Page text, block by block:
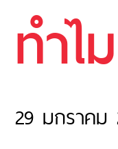
ทำไ
29 มกราคม